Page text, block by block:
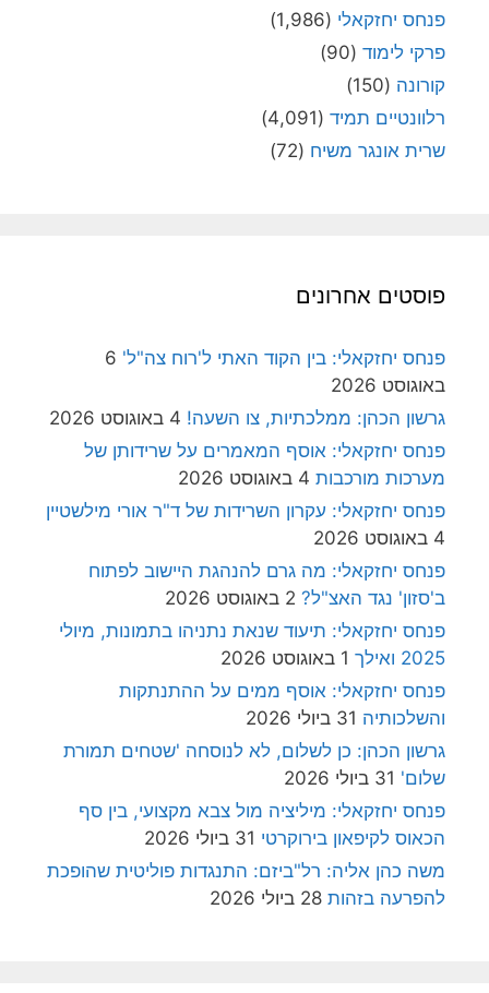
פנחס יחזקאלי (1,986)
פרקי לימוד (90)
קורונה (150)
רלוונטיים תמיד (4,091)
שרית אונגר משיח (72)
פוסטים אחרונים
פנחס יחזקאלי: בין הקוד האתי ל'רוח צה"ל' 6
באוגוסט 2026
גרשון הכהן: ממלכתיות, צו השעה! 4 באוגוסט 2026
פנחס יחזקאלי: אוסף המאמרים על שרידותן של
מערכות מורכבות 4 באוגוסט 2026
פנחס יחזקאלי: עקרון השרידות של ד"ר אורי מילשטיין
4 באוגוסט 2026
פנחס יחזקאלי: מה גרם להנהגת היישוב לפתוח
ב'סזון' נגד האצ"ל? 2 באוגוסט 2026
פנחס יחזקאלי: תיעוד שנאת נתניהו בתמונות, מיולי
2025 ואילך
1 באוגוסט 2026
פנחס יחזקאלי: אוסף ממים על ההתנתקות
והשלכותיה 31 ביולי 2026
גרשון הכהן: כן לשלום, לא לנוסחה 'שטחים תמורת
שלום' 31 ביולי 2026
פנחס יחזקאלי: מיליציה מול צבא מקצועי, בין סף
הכאוס לקיפאון בירוקרטי 31 ביולי 2026
משה כהן אליה: רל"ביזם: התנגדות פוליטית שהופכת
להפרעה בזהות 28 ביולי 2026